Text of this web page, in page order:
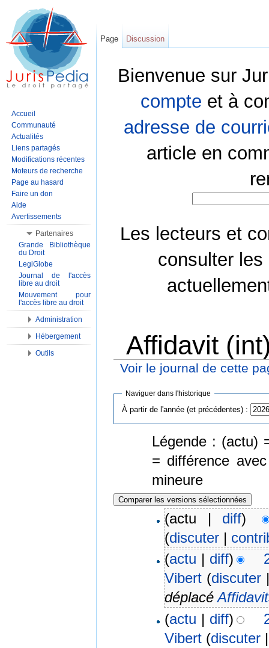
Bienvenue sur
compte et à
adresse de
article en
Les lecteurs et
consulter les
Affidavit
Voir le journal de cette
Naviguer dans l'historique
À partir de l'année (et précédentes) :
Légende : (actu)
= différence
mineure
(actu | diff)
(discuter |
(actu | diff)
Vibert (discuter
déplacé
(actu | diff)
Vibert (discuter
Page Discussion
Accueil
Communauté
Actualités
Liens partagés
Modifications récentes
Moteurs de recherche
Page au hasard
Faire un don
Aide
Avertissements
Partenaires
Grande Bibliothèque
du Droit
LegiGlobe
Journal de l'accès
libre au droit
Mouvement pour
l'accès libre au droit
Administration
Hébergement
Outils